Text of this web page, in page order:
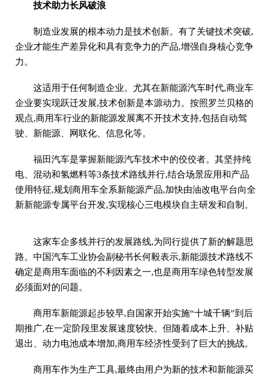
技术助力长风破浪
制造业发展的根本动力是技术创新。有了关键技术突破,
企业才能生产差异化和具有竞争力的产品,增强自身核心竞争
力。
这适用于任何制造企业。尤其在新能源汽车时代,商业车
企业要实现跃迁发展,技术创新是本源动力。按照罗兰贝格的
观点,商用车行业的新能源发展离不开技术支持,包括自动驾
驶、新能源、网联化、信息化等。
福田汽车是掌握新能源汽车技术中的佼佼者。其坚持纯
电、混动和氢燃料等3条技术路线并行,结合场景应用和产品
使用特征,规划商用车全系新能源产品,加快由油改电平台向全
新新能源专属平台开发,实现核心三电模块自主研发和自制。
这家车企多线并行的发展路线,为同行提供了新的解题思
路。中国汽车工业协会副秘书长何毅表示,新能源技术路线不
确定是商用车面临的不利因素之一,也是商用车绿色转型发展
必须面对的问题。
商用车新能源起步较早,自国家开始实施“十城千辆”到后
期推广,在一定阶段里发展速度较快。但随着成本上升、补贴
退出、动力电池成本增加,商用车经济性受到了巨大的挑战。
商用车作为生产工具,最终由用户为新的技术和新能源买